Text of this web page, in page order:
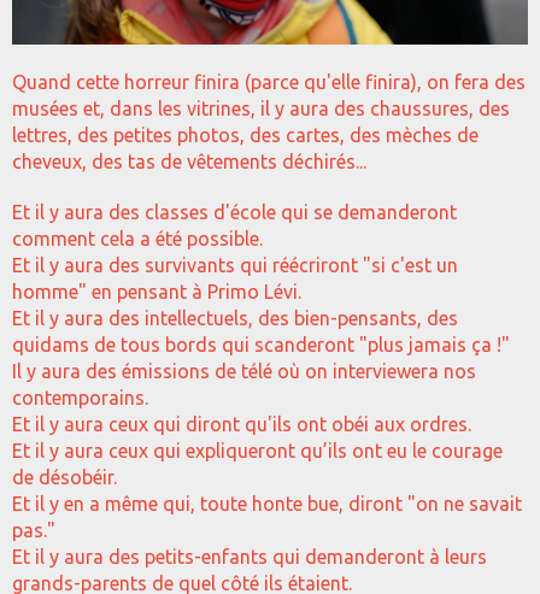
Quand cette horreur finira (parce qu'elle finira), on fera des
musées et, dans les vitrines, il y aura des chaussures, des
lettres, des petites photos, des cartes, des mèches de
cheveux, des tas de vêtements déchirés...
Et il y aura des classes d'école qui se demanderont
comment cela a été possible.
Et il y aura des survivants qui réécriront "si c'est un
homme" en pensant à Primo Lévi.
Et il y aura des intellectuels, des bien-pensants, des
quidams de tous bords qui scanderont "plus jamais ça !"
Il y aura des émissions de télé où on interviewera nos
contemporains.
Et il y aura ceux qui diront qu'ils ont obéi aux ordres.
Et il y aura ceux qui expliqueront qu’ils ont eu le courage
de désobéir.
Et il y en a même qui, toute honte bue, diront "on ne savait
pas."
Et il y aura des petits-enfants qui demanderont à leurs
grands-parents de quel côté ils étaient.